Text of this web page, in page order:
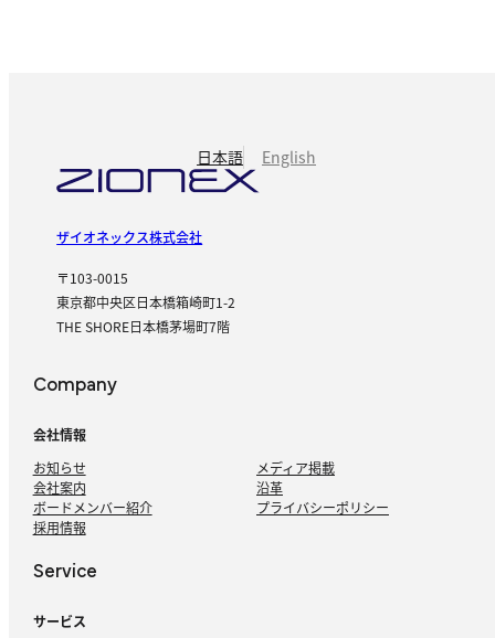
日本語 English
ザイオネックス株式会社
〒103-0015
東京都中央区日本橋箱崎町1-2
THE SHORE日本橋茅場町7階
Company
会社情報
お知らせ
会社案内
ボードメンバー紹介
採用情報
メディア掲載
沿革
プライバシーポリシー
Service
サービス